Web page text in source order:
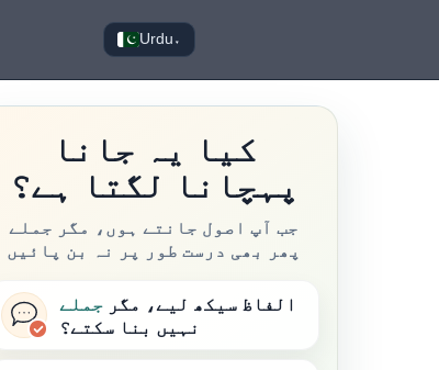
Urdu ▾
کیا یہ جانا
پہچانا لگتا ہے؟
جب آپ اصول جانتے ہوں، مگر جملے
پھر بھی درست طور پر نہ بن پائیں
الفاظ سیکھ لیے، مگر جملے
نہیں بنا سکتے؟